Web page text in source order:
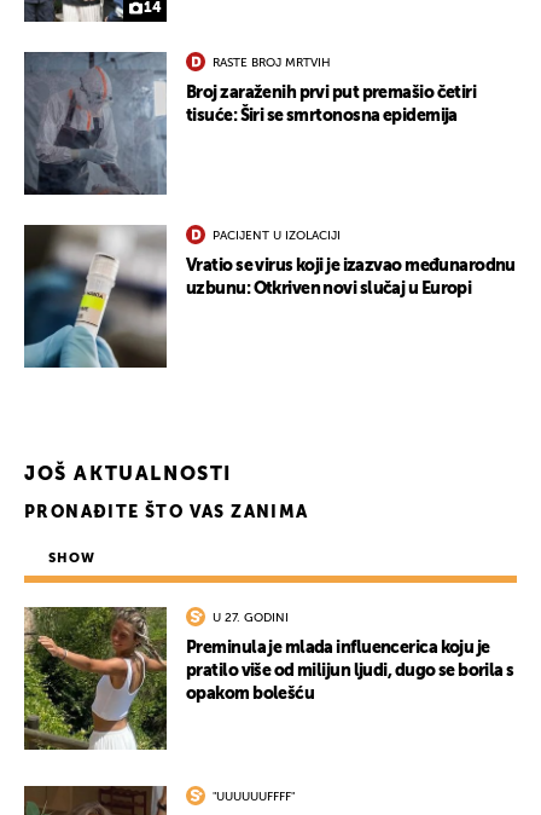
14
RASTE BROJ MRTVIH
Broj zaraženih prvi put premašio četiri
tisuće: Širi se smrtonosna epidemija
PACIJENT U IZOLACIJI
Vratio se virus koji je izazvao međunarodnu
uzbunu: Otkriven novi slučaj u Europi
JOŠ AKTUALNOSTI
PRONAĐITE ŠTO VAS ZANIMA
SHOW
U 27. GODINI
Preminula je mlada influencerica koju je
pratilo više od milijun ljudi, dugo se borila s
opakom bolešću
"UUUUUUFFFF"